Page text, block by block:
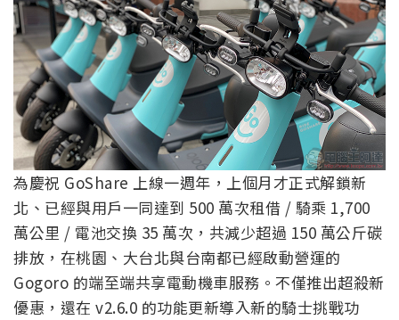
為慶祝 GoShare 上線一週年，上個月才正式解鎖新
北、已經與用戶一同達到 500 萬次租借 / 騎乘 1,700
萬公里 / 電池交換 35 萬次，共減少超過 150 萬公斤碳
排放，在桃園、大台北與台南都已經啟動營運的
Gogoro 的端至端共享電動機車服務。不僅推出超殺新
優惠，還在 v2.6.0 的功能更新導入新的騎士挑戰功